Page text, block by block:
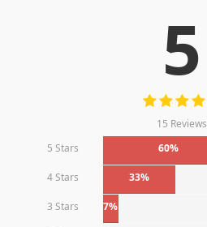
5
15 Reviews
5 Stars
60%
4 Stars 33%
3 Stars 7%